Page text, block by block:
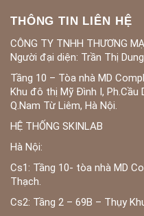
THÔNG TIN LIÊN HỆ
CÔNG TY TNHH THƯƠNG
Người đại diện: Trần Thị Dung
Tầng 10 – Tòa nhà MD
Khu đô thị Mỹ Đình I, Ph.Cầu
Q.Nam Từ Liêm, Hà Nội.
HỆ THỐNG SKINLAB
Hà Nội:
Cs1: Tầng 10- tòa nhà MD
Thạch.
Cs2: Tầng 2 – 69B – Thụy